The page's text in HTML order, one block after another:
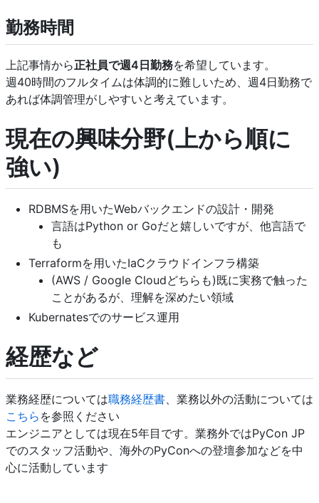
勤務時間
上記事情から正社員で週4日勤務を希望しています。
週40時間のフルタイムは体調的に難しいため、週4日勤務で
あれば体調管理がしやすいと考えています。
現在の興味分野(上から順に
強い)
RDBMSを用いたWebバックエンドの設計・開発
言語はPython or Goだと嬉しいですが、他言語で
も
Terraformを用いたIaCクラウドインフラ構築
(AWS / Google Cloudどちらも)既に実務で触った
ことがあるが、理解を深めたい領域
Kubernatesでのサービス運用
経歴など
業務経歴については職務経歴書 、業務以外の活動については
こちら を参照ください
エンジニアとしては現在5年目です。業務外ではPyCon JP
でのスタッフ活動や、海外のPyConへの登壇参加などを中
心に活動しています